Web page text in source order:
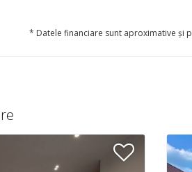
* Datele financiare sunt aproximative și